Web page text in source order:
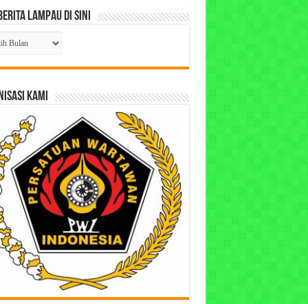
Lampau di Sini
KAMI